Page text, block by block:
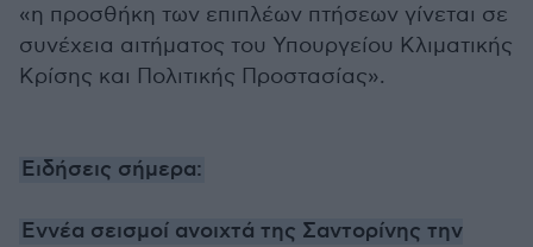
«η προσθήκη των επιπλέων πτήσεων γίνεται σε
συνέχεια αιτήματος του Υπουργείου Κλιματικής
Κρίσης και Πολιτικής Προστασίας».
Ειδήσεις σήμερα:
Εννέα σεισμοί ανοιχτά της Σαντορίνης την